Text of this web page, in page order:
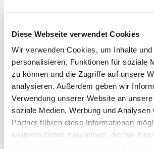
Diese Webseite verwendet Cookies
Wir verwenden Cookies, um Inhalte
personalisieren, Funktionen für soziale
zu können und die Zugriffe auf unsere
analysieren. Außerdem geben wir
Verwendung unserer Website an
soziale Medien, Werbung und Analysen
Partner führen diese Informationen
weiteren Daten zusammen, die Sie
System 185Power
Zentraleinspeisung
Panel Sicherungshalter
Panel Schaltgeräte
Zubehör
Value Added Services